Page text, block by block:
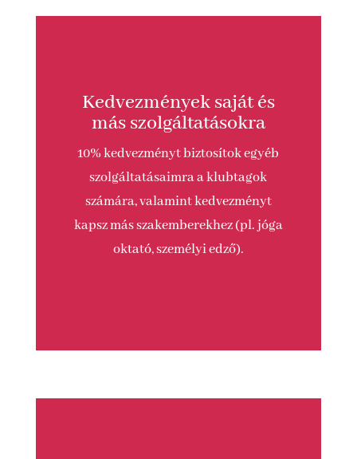
Kedvezmények saját és
más szolgáltatásokra
10% kedvezményt biztosítok egyéb
szolgáltatásaimra a klubtagok
számára, valamint kedvezményt
kapsz más szakemberekhez (pl. jóga
oktató, személyi edző).